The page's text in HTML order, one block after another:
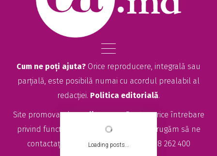
Loading posts...
Cum ne poți ajuta? Orice reproducere, integrală sau
parțială, este posibilă numai cu acordul prealabil al
redacției. Politica editorială.
Site promovat deseolitte.com. Pentru orice întrebare
privind funcționarea site-ului EA.md, vă rugăm să ne
contactați la
sales@ea.mdsau +373 78 262 400